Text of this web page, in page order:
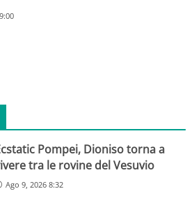
Pompei, Dioniso torna a
tra le rovine del Vesuvio
Ago 9, 2026 8:32